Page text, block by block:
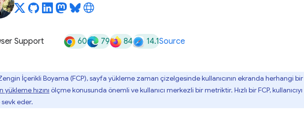
Support 60 79 84 14.1Source
İçerikli Boyama (FCP), sayfa yükleme zaman çizelgesinde kullanıcının ekranda herhangi
yükleme hızını ölçme konusunda önemli ve kullanıcı merkezli bir metriktir. Hızlı bir FCP,
eder.